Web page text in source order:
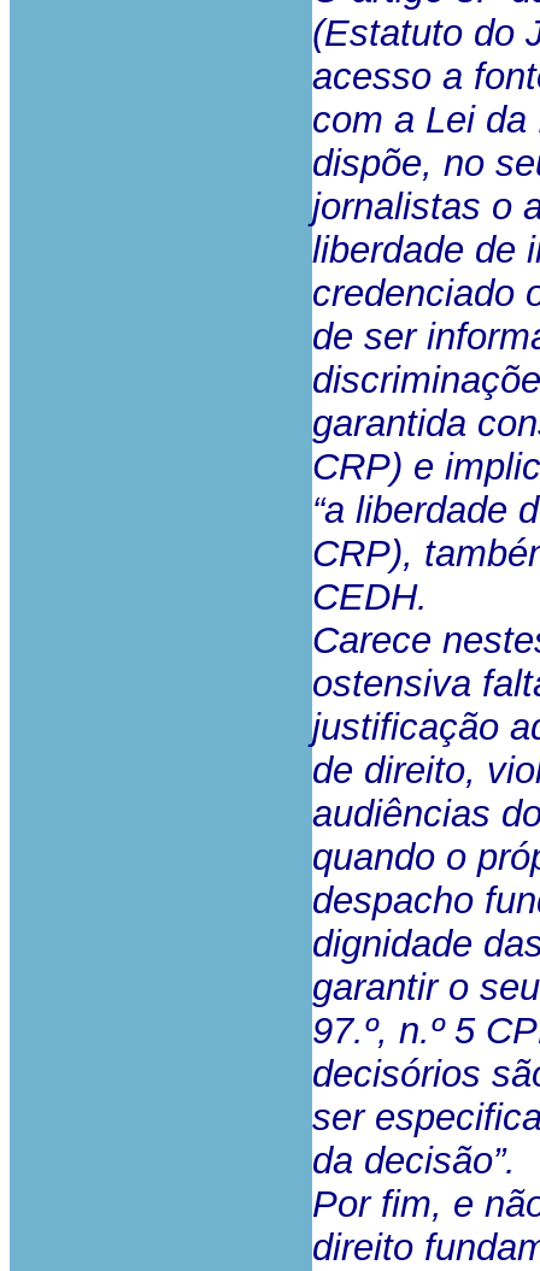
(Estatuto do
acesso a
com a Lei da
dispõe, no
jornalistas o
liberdade de
credenciado
de ser
garantida
CRP) e
“a liberdade
CRP),
CEDH.
Carece
ostensiva
justificação
de direito,
audiências
quando o
despacho
dignidade
garantir o
97.º, n.º 5
decisórios
ser
da decisão”.
Por fim, e
direito